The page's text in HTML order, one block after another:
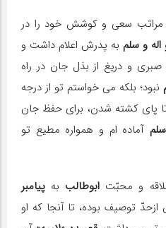
مراتب سعی و کوشش خود را در
و سلم به پدرش اعلام داشت و
و دریغ از بذل جان در راه
نبود؛ بلکه می خواستم تو از درجه
پای کشته شدن، برای حفظ جان
آماده ام و همواره مطیع تو
و محبّت ابوطالب به پیامبر
توصیف بوده، تا آنجا که او